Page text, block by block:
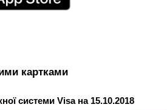
картками
системи Visa на 15.10.2018